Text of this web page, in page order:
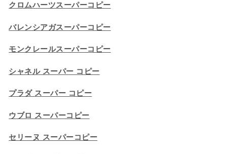
クロムハーツスーパーコピー
バレンシアガスーパーコピー
モンクレールスーパーコピー
シャネル スーパー コピー
プラダ スーパー コピー
ウブロ スーパーコピー
セリーヌ スーパーコピー​